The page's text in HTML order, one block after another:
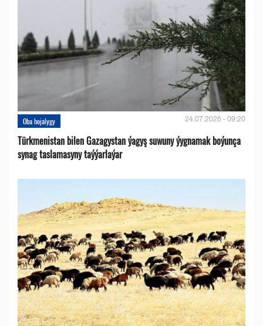
Oba hojalygy 24.07.2026 - 09:20
Türkmenistan bilen Gazagystan ýagyş suwuny ýygnamak boýunça
synag taslamasyny taýýarlaýar